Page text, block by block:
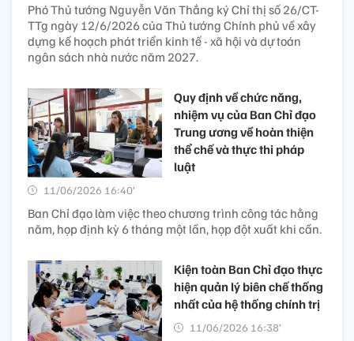
Phó Thủ tướng Nguyễn Văn Thắng ký Chỉ thị số 26/CT-
TTg ngày 12/6/2026 của Thủ tướng Chính phủ về xây
dựng kế hoạch phát triển kinh tế - xã hội và dự toán
ngân sách nhà nước năm 2027.
Quy định về chức năng,
nhiệm vụ của Ban Chỉ đạo
Trung ương về hoàn thiện
thể chế và thực thi pháp
luật
11/06/2026 16:40’
Ban Chỉ đạo làm việc theo chương trình công tác hằng
năm, họp định kỳ 6 tháng một lần, họp đột xuất khi cần.
Kiện toàn Ban Chỉ đạo thực
hiện quản lý biên chế thống
nhất của hệ thống chính trị
11/06/2026 16:38’